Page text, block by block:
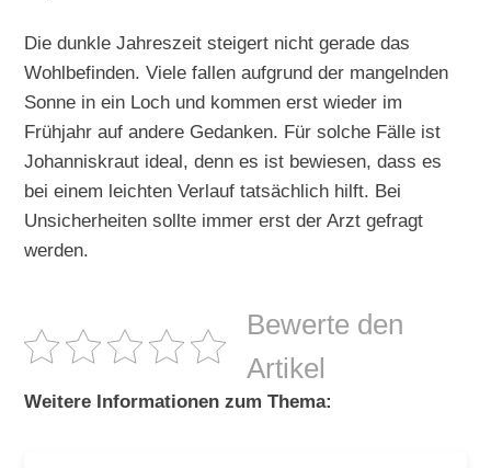
Die dunkle Jahreszeit steigert nicht gerade das
Wohlbefinden. Viele fallen aufgrund der mangelnden
Sonne in ein Loch und kommen erst wieder im
Frühjahr auf andere Gedanken. Für solche Fälle ist
Johanniskraut ideal, denn es ist bewiesen, dass es
bei einem leichten Verlauf tatsächlich hilft. Bei
Unsicherheiten sollte immer erst der Arzt gefragt
werden.
Bewerte den
Artikel
Weitere Informationen zum Thema: